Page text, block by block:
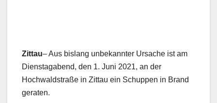
Zittau– Aus bislang unbekannter Ursache ist am
Dienstagabend, den 1. Juni 2021, an der
Hochwaldstraße in Zittau ein Schuppen in Brand
geraten.